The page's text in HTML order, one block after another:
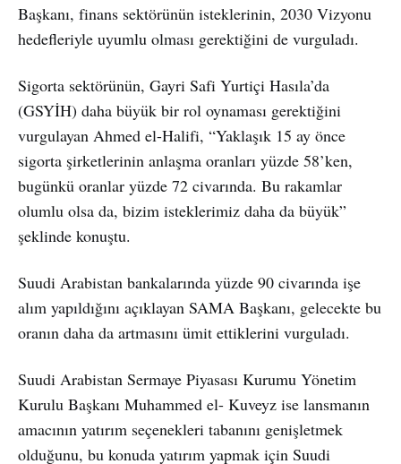
Başkanı, finans sektörünün isteklerinin, 2030 Vizyonu
hedefleriyle uyumlu olması gerektiğini de vurguladı.
Sigorta sektörünün, Gayri Safi Yurtiçi Hasıla’da
(GSYİH) daha büyük bir rol oynaması gerektiğini
vurgulayan Ahmed el-Halifi, “Yaklaşık 15 ay önce
sigorta şirketlerinin anlaşma oranları yüzde 58’ken,
bugünkü oranlar yüzde 72 civarında. Bu rakamlar
olumlu olsa da, bizim isteklerimiz daha da büyük”
şeklinde konuştu.
Suudi Arabistan bankalarında yüzde 90 civarında işe
alım yapıldığını açıklayan SAMA Başkanı, gelecekte bu
oranın daha da artmasını ümit ettiklerini vurguladı.
Suudi Arabistan Sermaye Piyasası Kurumu Yönetim
Kurulu Başkanı Muhammed el- Kuveyz ise lansmanın
amacının yatırım seçenekleri tabanını genişletmek
olduğunu, bu konuda yatırım yapmak için Suudi